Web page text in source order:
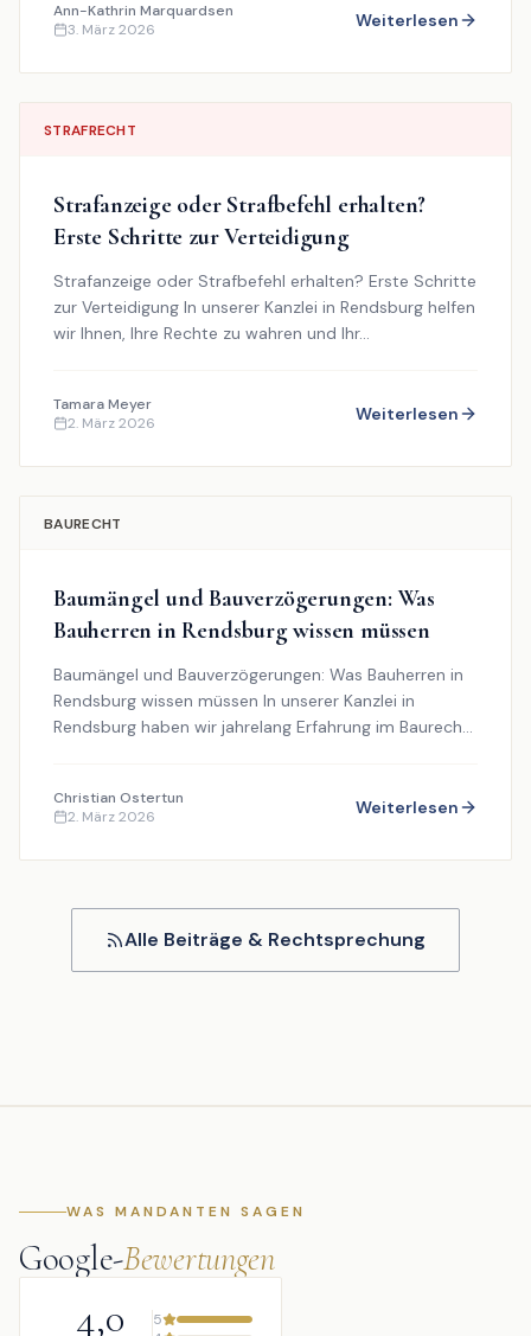
Ann-Kathrin Marquardsen
3. März 2026
Weiterlesen
STRAFRECHT
Strafanzeige oder Strafbefehl erhalten?
Erste Schritte zur Verteidigung
Strafanzeige oder Strafbefehl erhalten? Erste Schritte
zur Verteidigung In unserer Kanzlei in Rendsburg helfen
wir Ihnen, Ihre Rechte zu wahren und Ihr...
TamaraMeyer
2. März 2026
Weiterlesen
BAURECHT
Baumängel und Bauverzögerungen: Was
Bauherren in Rendsburg wissen müssen
Baumängel und Bauverzögerungen: Was Bauherren in
Rendsburg wissen müssen In unserer Kanzlei in
Rendsburg haben wir jahrelang Erfahrung im Baurecht
Christian Ostertun
2. März 2026
Weiterlesen
Alle Beiträge & Rechtsprechung
WAS MANDANTEN SAGEN
Google-Bewertungen
4,0
5